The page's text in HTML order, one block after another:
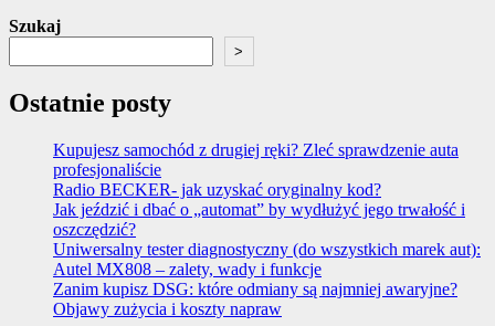
Szukaj
>
Ostatnie posty
Kupujesz samochód z drugiej ręki? Zleć sprawdzenie auta
profesjonaliście
Radio BECKER- jak uzyskać oryginalny kod?
Jak jeździć i dbać o „automat” by wydłużyć jego trwałość i
oszczędzić?
Uniwersalny tester diagnostyczny (do wszystkich marek aut):
Autel MX808 – zalety, wady i funkcje
Zanim kupisz DSG: które odmiany są najmniej awaryjne?
Objawy zużycia i koszty napraw